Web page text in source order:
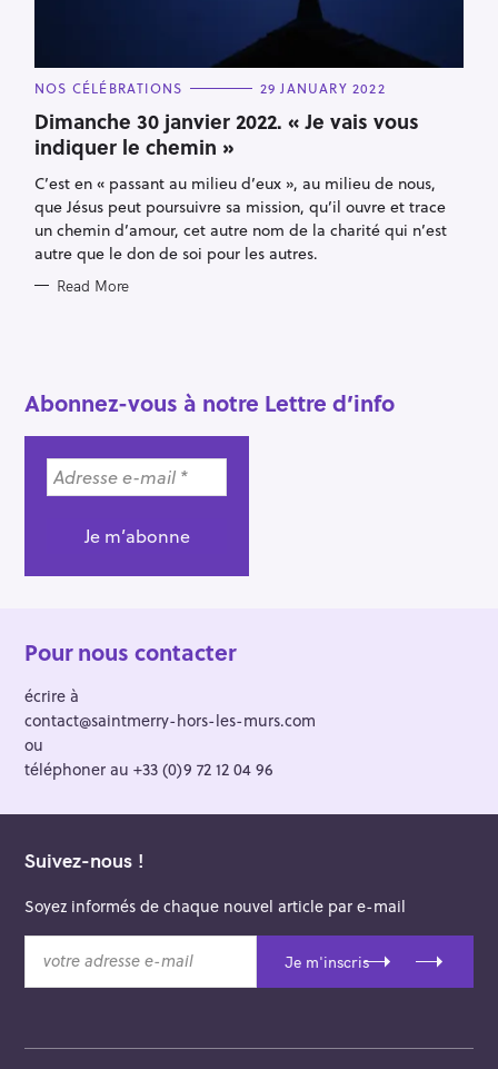
C
T
E
G
O
I
E
S
NOS CÉLÉBRATIONS 29 JANUARY 2022
Dimanche 30 janvier 2022. « Je vais vous
indiquer le chemin »
C’est en « passant au milieu d’eux », au milieu de nous,
que Jésus peut poursuivre sa mission, qu’il ouvre et trace
un chemin d’amour, cet autre nom de la charité qui n’est
autre que le don de soi pour les autres.
Read More
Abonnez-vous à notre Lettre d’info
Pour nous contacter
écrire à
contact@saintmerry-hors-les-murs.com
ou
téléphoner au +33 (0)9 72 12 04 96
Suivez-nous !
Soyez informés de chaque nouvel article par e-mail
t
e
Je m'inscris